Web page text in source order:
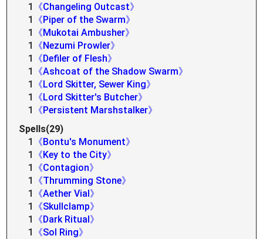
1
《Changeling Outcast》
1
《Piper of the Swarm》
1
《Mukotai Ambusher》
1
《Nezumi Prowler》
1
《Defiler of Flesh》
1
《Ashcoat of the Shadow Swarm》
1
《Lord Skitter, Sewer King》
1
《Lord Skitter's Butcher》
1
《Persistent Marshstalker》
Spells(29)
1
《Bontu's Monument》
1
《Key to the City》
1
《Contagion》
1
《Thrumming Stone》
1
《Aether Vial》
1
《Skullclamp》
1
《Dark Ritual》
1
《Sol Ring》